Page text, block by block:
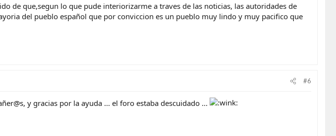
de que,segun lo que pude interiorizarme a traves de las noticias, las autoridades de
del pueblo español que por conviccion es un pueblo muy lindo y muy pacifico que
#6
y gracias por la ayuda ... el foro estaba descuidado ...